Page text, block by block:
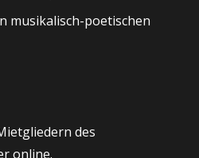
musikalisch-poetischen
des
online.